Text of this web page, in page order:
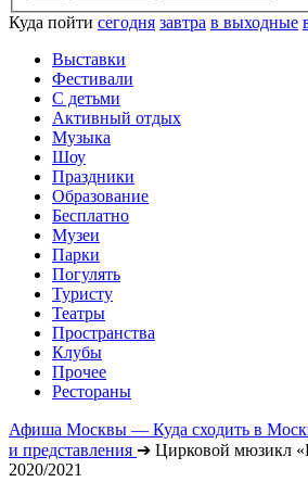
Куда пойти сегодня завтра в выходные
Выставки
Фестивали
С детьми
Активный отдых
Музыка
Шоу
Праздники
Образование
Бесплатно
Музеи
Парки
Погулять
Туристу
Театры
Пространства
Клубы
Прочее
Рестораны
Афиша Москвы — Куда сходить в
и представления ➔ Цирковой мюзикл
2020/2021